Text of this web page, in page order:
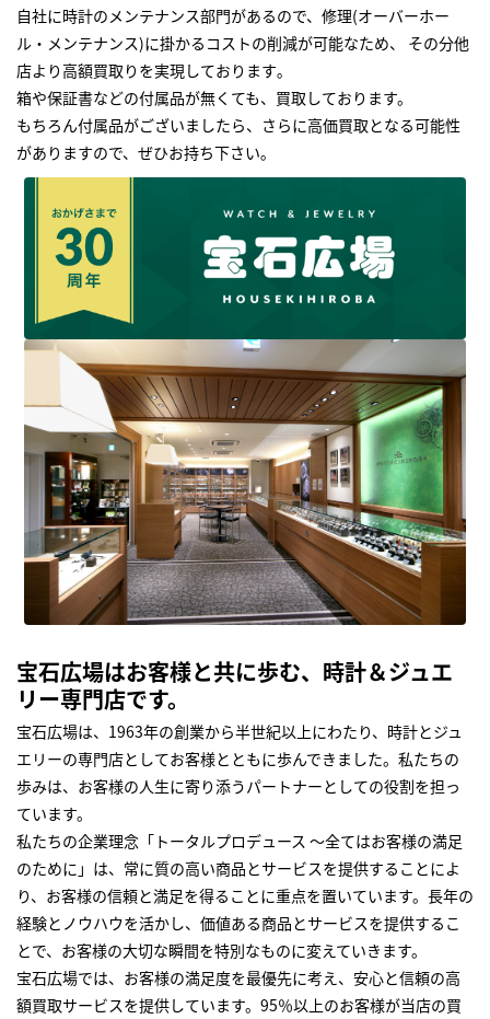
自社に時計のメンテナンス部門があるので、修理(オーバーホー
ル・メンテナンス)に掛かるコストの削減が可能なため、 その分他
店より高額買取りを実現しております｡
箱や保証書などの付属品が無くても、買取しております。
もちろん付属品がございましたら、さらに高価買取となる可能性
がありますので、ぜひお持ち下さい｡
宝石広場はお客様と共に歩む、時計＆ジュエ
リー専門店です。
宝石広場は、1963年の創業から半世紀以上にわたり、時計とジュ
エリーの専門店としてお客様とともに歩んできました。私たちの
歩みは、お客様の人生に寄り添うパートナーとしての役割を担っ
ています。
私たちの企業理念「トータルプロデュース ～全てはお客様の満足
のために」は、常に質の高い商品とサービスを提供することによ
り、お客様の信頼と満足を得ることに重点を置いています。長年の
経験とノウハウを活かし、価値ある商品とサービスを提供するこ
とで、お客様の大切な瞬間を特別なものに変えていきます。
宝石広場では、お客様の満足度を最優先に考え、安心と信頼の高
額買取サービスを提供しています。95％以上のお客様が当店の買